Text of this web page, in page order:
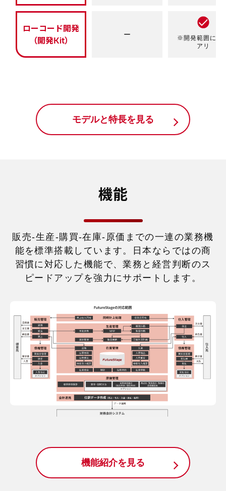
ローコード開発
（開発Kit）
ー
※開発範囲に制
アリ
モデルと特長を見る
機能
販売-生産-購買-在庫-原価までの一連の業務機
能を標準搭載しています。
日本ならではの商
習慣に対応した機能で、業務と経営判断のス
ピードアップを強力にサポートします。
機能紹介を見る